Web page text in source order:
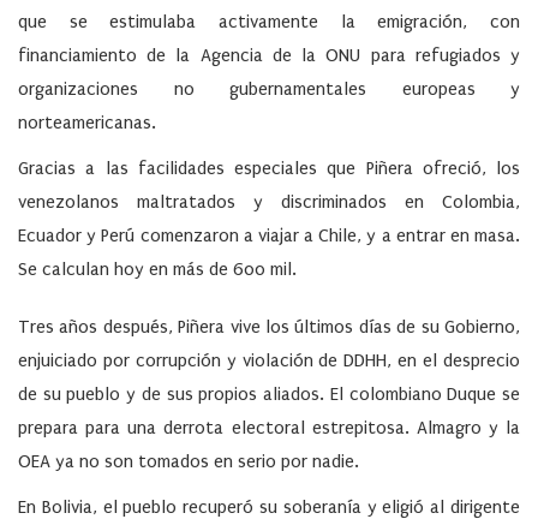
que se estimulaba activamente la emigración, con
financiamiento de la Agencia de la ONU para refugiados y
organizaciones no gubernamentales europeas y
norteamericanas.
Gracias a las facilidades especiales que Piñera ofreció, los
venezolanos maltratados y discriminados en Colombia,
Ecuador y Perú comenzaron a viajar a Chile, y a entrar en masa.
Se calculan hoy en más de 600 mil.
Tres años después, Piñera vive los últimos días de su Gobierno,
enjuiciado por corrupción y violación de DDHH, en el desprecio
de su pueblo y de sus propios aliados. El colombiano Duque se
prepara para una derrota electoral estrepitosa. Almagro y la
OEA ya no son tomados en serio por nadie.
En Bolivia, el pueblo recuperó su soberanía y eligió al dirigente